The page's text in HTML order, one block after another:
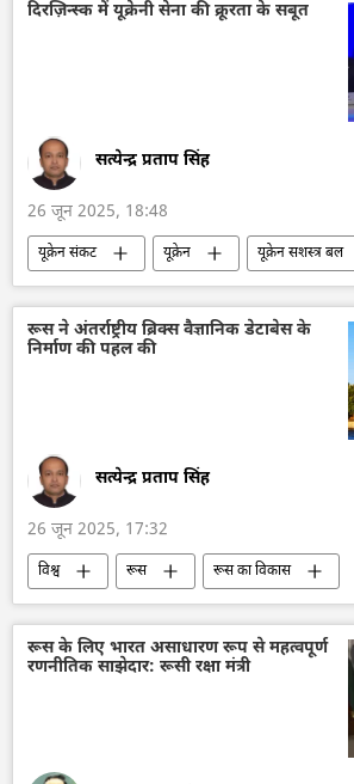
यूक्रेन सशस्त्र बल
दिरज़िन्स्क में यूक्रेनी सेना की क्रूरता के सबूत
सत्येन्द्र प्रताप सिंह
26 जून 2025, 18:48
यूक्रेन संकट यूक्रेन
यूक्रेन सशस्त्र बल
यूक्रेन की सुरक्षा सेवा (SBU)
रूस
रूसी जांच समिति
रूसी लोगों के खिलाफ भेदभाव
रूसी भाषा
रूस ने अंतर्राष्ट्रीय ब्रिक्स वैज्ञानिक डेटाबेस के
निर्माण की पहल की
सत्येन्द्र प्रताप सिंह
26 जून 2025, 17:32
विश्व रूस
रूस का विकास
ब्रिक्स
ब्रिक्स का विस्तारण
डेटा विज्ञान
डेटा सुरक्षा
अधिक जनसंख्या
जनसंख्या में गिरावट
​चिकित्सा
रूस के लिए भारत असाधारण रूप से महत्वपूर्ण
रणनीतिक साझेदार: रूसी रक्षा मंत्री